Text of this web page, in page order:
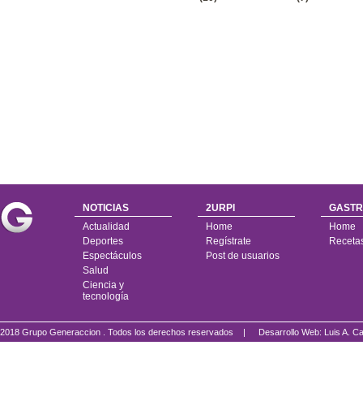
NOTICIAS
Actualidad
Deportes
Espectáculos
Salud
Ciencia y
tecnología
2URPI
Home
Regístrate
Post de usuarios
Home
2018 Grupo Generaccion . Todos los derechos reservados | Desarrollo Web: Luis